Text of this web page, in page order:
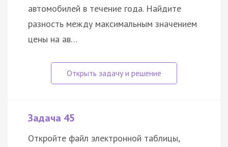
автомобилей в течение года. Найдите
разность между максимальным значением
цены на ав…
Задача 45
Откройте файл электронной таблицы,